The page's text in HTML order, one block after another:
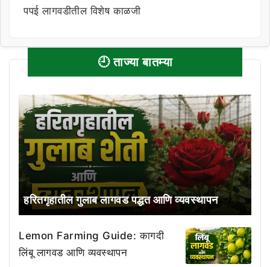
पपई लागवडीतील विशेष काळजी
🕘 ताज्या बातम्या
हरितगृहातील गुलाब लागवड पद्धत आणि व्यवस्थापन
Lemon Farming Guide: कागदी
लिंबू लागवड आणि व्यवस्थापन